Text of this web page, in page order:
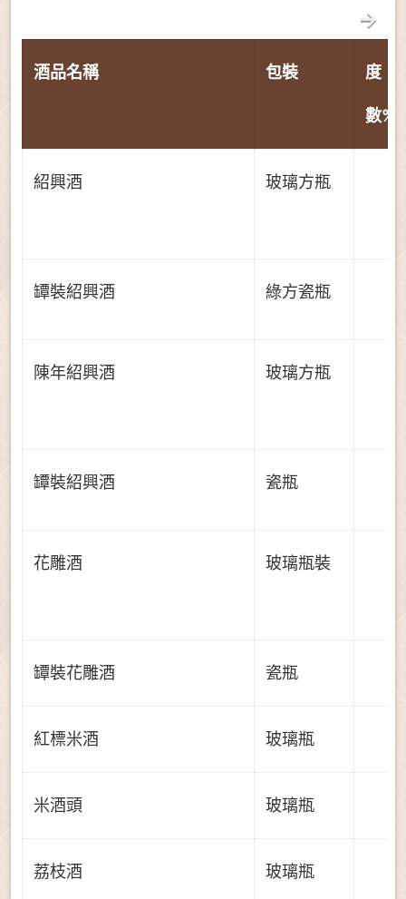
酒品名稱 包裝 度
數%
紹興酒 玻璃方瓶
罈裝紹興酒 綠方瓷瓶
陳年紹興酒 玻璃方瓶
罈裝紹興酒 瓷瓶
花雕酒 玻璃瓶裝
罈裝花雕酒 瓷瓶
紅標米酒 玻璃瓶
米酒頭 玻璃瓶
荔枝酒 玻璃瓶